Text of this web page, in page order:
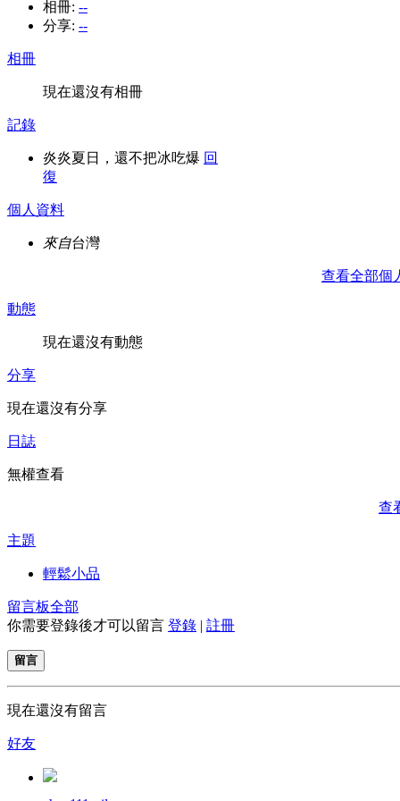
相冊: --
分享: --
相冊
現在還沒有相冊
記錄
炎炎夏日，還不把冰吃爆 回
復
個人資料
來自台灣
查看全部個
動態
現在還沒有動態
分享
現在還沒有分享
日誌
無權查看
查
主題
輕鬆小品
留言板全部
你需要登錄後才可以留言 登錄 | 註冊
留言
現在還沒有留言
好友